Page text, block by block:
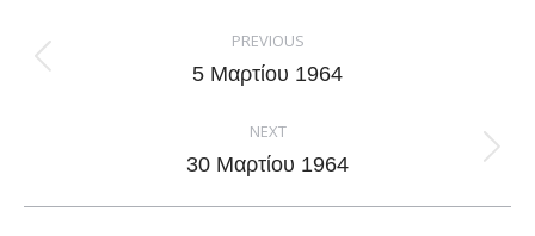
navigation
PREVIOUS
Previous
5 Μαρτίου 1964
NEXT
Next
30 Μαρτίου 1964